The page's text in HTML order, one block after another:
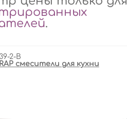
.
2-B
смесители для кухни